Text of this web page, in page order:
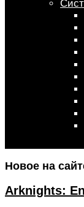
Новое на
Arknights: